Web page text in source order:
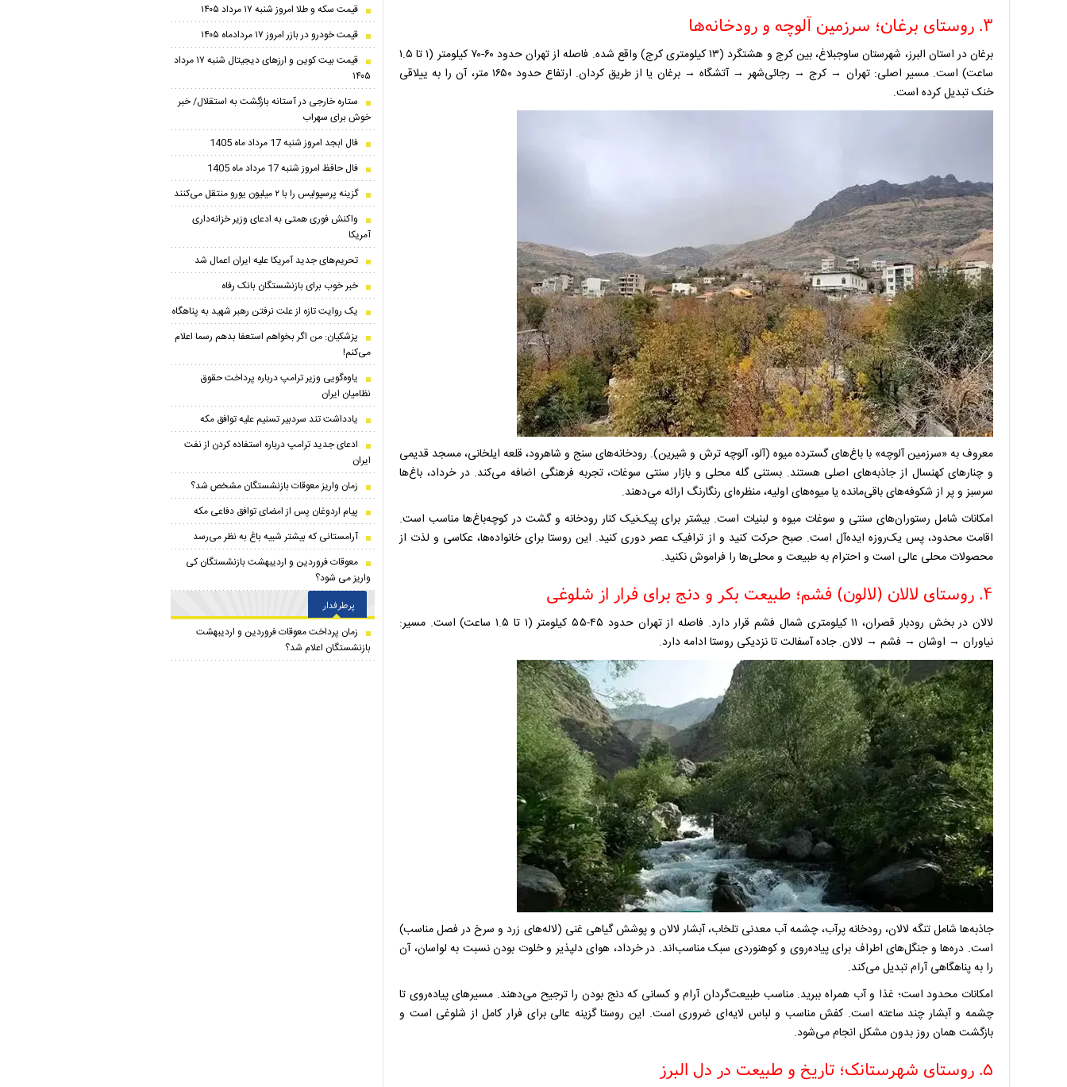
۳. روستای برغان؛ سرزمین آلوچه و رودخانه‌ها
برغان در استان البرز، شهرستان ساوجبلاغ، بین کرج و هشتگرد (۱۳ کیلومتری کرج) واقع شده. فاصله از تهران حدود ۶۰-۷۰ کیلومتر (۱ تا ۱.۵
ساعت) است. مسیر اصلی: تهران → کرج → رجائی‌شهر → آتشگاه → برغان یا از طریق کردان. ارتفاع حدود ۱۶۵۰ متر، آن را به ییلاقی
خنک تبدیل کرده است.
معروف به «سرزمین آلوچه» با باغ‌های گسترده میوه (آلو، آلوچه ترش و شیرین). رودخانه‌های سنج و شاهرود، قلعه ایلخانی، مسجد قدیمی
و چنارهای کهنسال از جاذبه‌های اصلی هستند. بستنی گله محلی و بازار سنتی سوغات، تجربه فرهنگی اضافه می‌کند. در خرداد، باغ‌ها
سرسبز و پر از شکوفه‌های باقی‌مانده یا میوه‌های اولیه، منظره‌ای رنگارنگ ارائه می‌دهند.
امکانات شامل رستوران‌های سنتی و سوغات میوه و لبنیات است. بیشتر برای پیک‌نیک کنار رودخانه و گشت در کوچه‌باغ‌ها مناسب است.
اقامت محدود، پس یک‌روزه ایده‌آل است. صبح حرکت کنید و از ترافیک عصر دوری کنید. این روستا برای خانواده‌ها، عکاسی و لذت از
محصولات محلی عالی است و احترام به طبیعت و محلی‌ها را فراموش نکنید.
۴. روستای لالان (لالون) فشم؛ طبیعت بکر و دنج برای فرار از شلوغی
لالان در بخش رودبار قصران، ۱۱ کیلومتری شمال فشم قرار دارد. فاصله از تهران حدود ۴۵-۵۵ کیلومتر (۱ تا ۱.۵ ساعت) است. مسیر:
نیاوران → اوشان → فشم → لالان. جاده آسفالت تا نزدیکی روستا ادامه دارد.
جاذبه‌ها شامل تنگه لالان، رودخانه پرآب، چشمه آب معدنی تلخاب، آبشار لالان و پوشش گیاهی غنی (لاله‌های زرد و سرخ در فصل مناسب)
است. دره‌ها و جنگل‌های اطراف برای پیاده‌روی و کوهنوردی سبک مناسب‌اند. در خرداد، هوای دلپذیر و خلوت بودن نسبت به لواسان، آن
را به پناهگاهی آرام تبدیل می‌کند.
امکانات محدود است؛ غذا و آب همراه ببرید. مناسب طبیعت‌گردان آرام و کسانی که دنج بودن را ترجیح می‌دهند. مسیرهای پیاده‌روی تا
چشمه و آبشار چند ساعته است. کفش مناسب و لباس لایه‌ای ضروری است. این روستا گزینه عالی برای فرار کامل از شلوغی است و
بازگشت همان روز بدون مشکل انجام می‌شود.
۵. روستای شهرستانک؛ تاریخ و طبیعت در دل البرز
قیمت سکه و طلا امروز شنبه ۱۷ مرداد ۱۴۰۵
قیمت خودرو در بازر امروز ۱۷ مردادماه ۱۴۰۵
قیمت بیت کوین و ارز‌های دیجیتال شنبه ۱۷ مرداد
۱۴۰۵
ستاره خارجی در آستانه بازگشت به استقلال/ خبر
خوش برای سهراب
فال ابجد امروز شنبه 17 مرداد ماه 1405
فال حافظ امروز شنبه 17 مرداد ماه 1405
گزینه پرسپولیس را با ۲ میلیون یورو منتقل می‌کنند
واکنش فوری همتی به ادعای وزیر خزانه‌داری
آمریکا
تحریم‌های جدید آمریکا علیه ایران اعمال شد
خبر خوب برای بازنشستگان بانک رفاه
یک روایت تازه از علت نرفتن رهبر شهید به پناهگاه
پزشکیان: من اگر بخواهم استعفا بدهم رسما اعلام
می‌کنم!
یاوه‌گویی وزیر ترامپ درباره پرداخت حقوق
نظامیان ایران
یادداشت تند سردبیر تسنیم علیه توافق مکه
ادعای جدید ترامپ درباره استفاده کردن از نفت
ایران
زمان واریز معوقات بازنشستگان مشخص شد؟
پیام اردوغان پس از امضای توافق دفاعی مکه
آرامستانی که بیشتر شبیه باغ به نظر می‌رسد
معوقات فروردین و اردیبهشت بازنشستگان کی
واریز می شود؟
پرطرفدار
زمان پرداخت معوقات فروردین و اردیبهشت
بازنشستگان اعلام شد؟